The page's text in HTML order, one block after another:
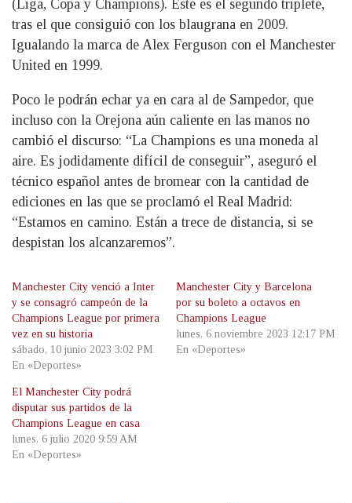
(Liga, Copa y Champions). Éste es el segundo triplete,
tras el que consiguió con los blaugrana en 2009.
Igualando la marca de Alex Ferguson con el Manchester
United en 1999.
Poco le podrán echar ya en cara al de Sampedor, que
incluso con la Orejona aún caliente en las manos no
cambió el discurso: “La Champions es una moneda al
aire. Es jodidamente difícil de conseguir”, aseguró el
técnico español antes de bromear con la cantidad de
ediciones en las que se proclamó el Real Madrid:
“Estamos en camino. Están a trece de distancia, si se
despistan los alcanzaremos”.
Manchester City venció a Inter
y se consagró campeón de la
Champions League por primera
vez en su historia
sábado, 10 junio 2023 3:02 PM
En «Deportes»
Manchester City y Barcelona
por su boleto a octavos en
Champions League
lunes, 6 noviembre 2023 12:17 PM
En «Deportes»
El Manchester City podrá
disputar sus partidos de la
Champions League en casa
lunes, 6 julio 2020 9:59 AM
En «Deportes»